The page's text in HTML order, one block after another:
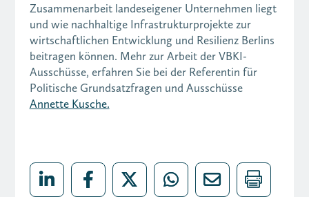
Zusammenarbeit landeseigener Unternehmen liegt
und wie nachhaltige Infrastrukturprojekte zur
wirtschaftlichen Entwicklung und Resilienz Berlins
beitragen können. Mehr zur Arbeit der VBKI-
Ausschüsse, erfahren Sie bei der Referentin für
Politische Grundsatzfragen und Ausschüsse
Annette Kusche.